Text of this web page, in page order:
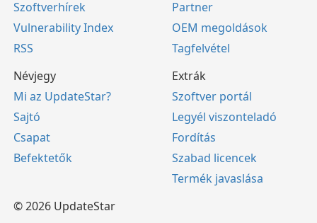
Szoftverhírek
Vulnerability Index
RSS
Partner
OEM megoldások
Tagfelvétel
Névjegy
Mi az UpdateStar?
Sajtó
Csapat
Befektetők
Extrák
Szoftver portál
Legyél viszonteladó
Fordítás
Szabad licencek
Termék javaslása
© 2026 UpdateStar